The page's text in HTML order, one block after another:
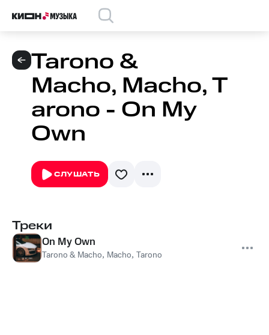
Tarono &
Macho, Macho, T
arono - On My
Own
СЛУШАТЬ
Треки
On My Own
Tarono & Macho, Macho, Tarono